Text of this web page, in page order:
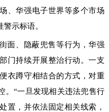
、华强电子世界等多个市场
示标语。
面、隐蔽兜售等行为，华强
门持续开展整治行动。一支
衣蹲守相结合的方式，对重
。“一旦发现相关违法兜售行
置，并依法固定相关线索，